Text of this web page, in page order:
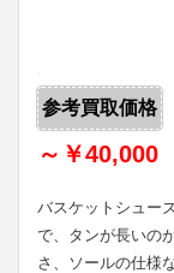
参考買取価格
～￥40,000
バスケットシュー
で、タンが長いの
さ、ソールの仕様